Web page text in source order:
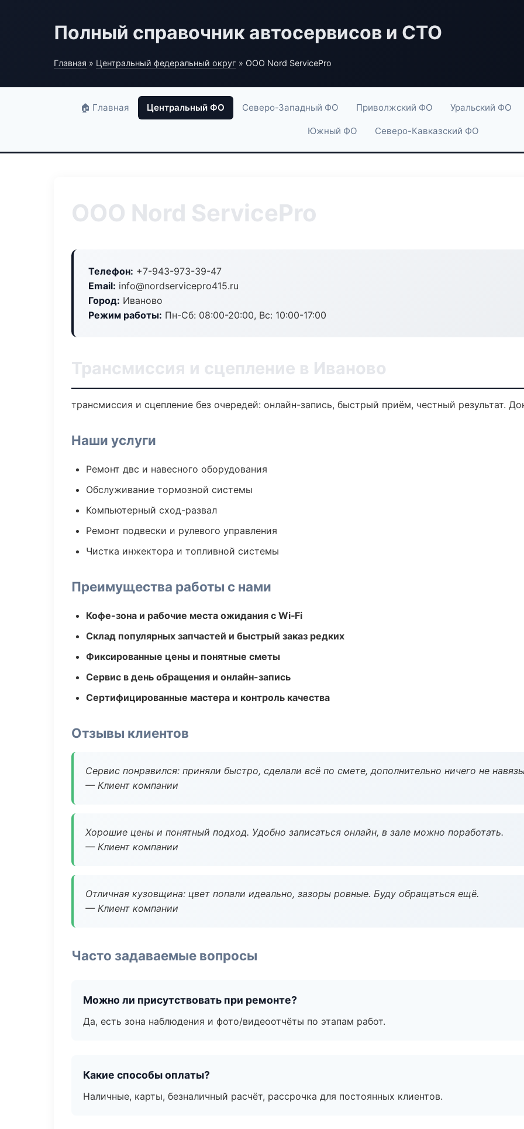
Полный справочник автосервисов и СТО
Главная » Центральный федеральный округ » ООО Nord ServicePro
🏠 Главная Центральный ФО Северо-Западный ФО Приволжский ФО Уральский ФО
Южный ФО Северо-Кавказский ФО
ООО Nord ServicePro
Телефон: +7-943-973-39-47
Email: info@nordservicepro415.ru
Город: Иваново
Режим работы: Пн-Сб: 08:00-20:00, Вс: 10:00-17:00
Трансмиссия и сцепление в Иваново
трансмиссия и сцепление без очередей: онлайн-запись, быстрый приём, честный результат.
Наши услуги
Ремонт двс и навесного оборудования
Обслуживание тормозной системы
Компьютерный сход-развал
Ремонт подвески и рулевого управления
Чистка инжектора и топливной системы
Преимущества работы с нами
Кофе-зона и рабочие места ожидания с Wi‑Fi
Склад популярных запчастей и быстрый заказ редких
Фиксированные цены и понятные сметы
Сервис в день обращения и онлайн-запись
Сертифицированные мастера и контроль качества
Отзывы клиентов
Сервис понравился: приняли быстро, сделали всё по смете, дополнительно ничего не
— Клиент компании
Хорошие цены и понятный подход. Удобно записаться онлайн, в зале можно поработать.
— Клиент компании
Отличная кузовщина: цвет попали идеально, зазоры ровные. Буду обращаться ещё.
— Клиент компании
Часто задаваемые вопросы
Можно ли присутствовать при ремонте?
Да, есть зона наблюдения и фото/видеоотчёты по этапам работ.
Какие способы оплаты?
Наличные, карты, безналичный расчёт, рассрочка для постоянных клиентов.